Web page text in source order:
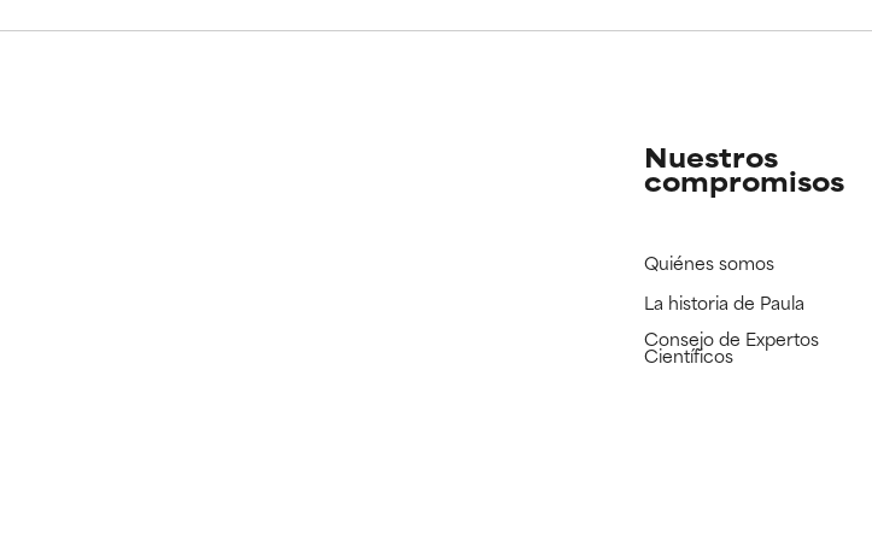
Ingrediente registrado, pero con la información
Ingrediente registrado, pero con la información
Nuestros
compromisos
Quiénes somos
La historia de Paula
Consejo de Expertos
Científicos